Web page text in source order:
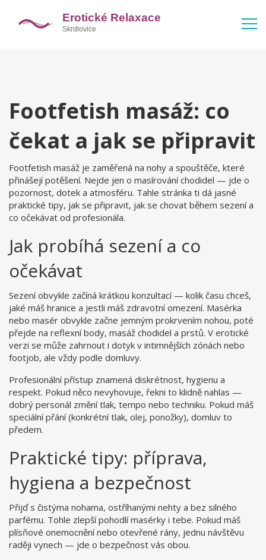
Footfetish masáž: co
čekat a jak se připravit
Footfetish masáž je zaměřená na nohy a spouštěče, které
přinášejí potěšení. Nejde jen o masírování chodidel — jde o
pozornost, dotek a atmosféru. Tahle stránka ti dá jasné
praktické tipy, jak se připravit, jak se chovat během sezení a
co očekávat od profesionála.
Jak probíhá sezení a co
očekávat
Sezení obvykle začíná krátkou konzultací — kolik času chceš,
jaké máš hranice a jestli máš zdravotní omezení. Masérka
nebo masér obvykle začne jemným prokrvením nohou, poté
přejde na reflexní body, masáž chodidel a prstů. V erotické
verzi se může zahrnout i dotyk v intimnějších zónách nebo
footjob, ale vždy podle domluvy.
Profesionální přístup znamená diskrétnost, hygienu a
respekt. Pokud něco nevyhovuje, řekni to klidně nahlas —
dobrý personál změní tlak, tempo nebo techniku. Pokud máš
speciální přání (konkrétní tlak, olej, ponožky), domluv to
předem.
Praktické tipy: příprava,
hygiena a bezpečnost
Přijď s čistýma nohama, ostříhanými nehty a bez silného
parfému. Tohle zlepší pohodlí masérky i tebe. Pokud máš
plísňové onemocnění nebo otevřené rány, jednu návštěvu
raději vynech — jde o bezpečnost vás obou.